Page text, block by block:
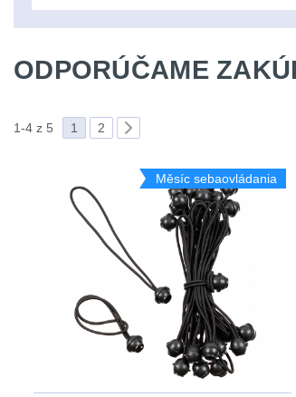
ODPORÚČAME
1-4 z 5 1 2
Měsíc sebaovládania